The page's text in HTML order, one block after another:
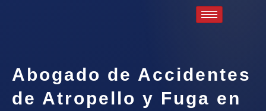
Abogado de Accidentes
de Atropello y Fuga en